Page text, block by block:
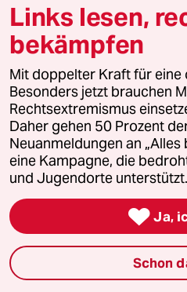
Presse
Unterstützen
abo
genossenschaft
taz zahl ich
recherchefonds ausland
Links lesen,
bekämpfen
Mit doppelter Kraft für eine
Besonders jetzt brauchen
Rechtsextremismus
Daher gehen 50 Prozent
Neuanmeldungen an
eine Kampagne, die
und Jugendorte
 Ja,
Schon